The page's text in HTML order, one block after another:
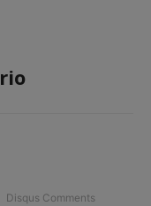
Disqus Comments